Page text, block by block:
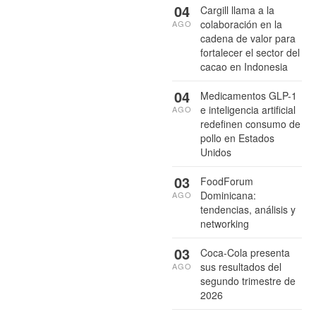
Cargill llama a la
colaboración en la
cadena de valor para
fortalecer el sector del
cacao en Indonesia
04
AGO
Medicamentos GLP-1
e inteligencia artificial
redefinen consumo de
pollo en Estados
Unidos
04
AGO
FoodForum
Dominicana:
tendencias, análisis y
networking
03
AGO
Coca-Cola presenta
sus resultados del
segundo trimestre de
2026
03
AGO